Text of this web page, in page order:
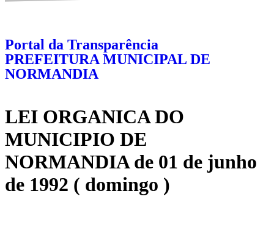
Portal da Transparência
PREFEITURA MUNICIPAL DE
NORMANDIA
LEI ORGANICA DO
MUNICIPIO DE
NORMANDIA de 01 de junho
de 1992 ( domingo )